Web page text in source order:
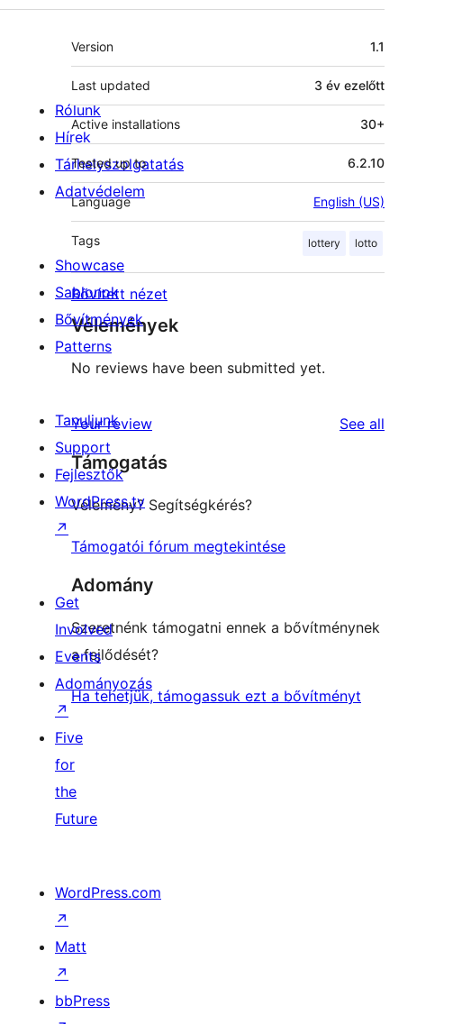
Meta
Version 1.1
Last updated 3 év ezelőtt
Active installations 30+
Tested up to 6.2.10
Language English (US)
Tags lottery lotto
Bővített nézet
Vélemények
No reviews have been submitted yet.
Your review See all
Támogatás
Vélemény? Segítségkérés?
Támogatói fórum megtekintése
Adomány
Szeretnénk támogatni ennek a bővítménynek
a fejlődését?
Ha tehetjük, támogassuk ezt a bővítményt
Rólunk
Hírek
Tárhelyszolgatatás
Adatvédelem
Showcase
Sablonok
Bővítmények
Patterns
Tanuljunk
Support
Fejlesztők
WordPress.tv
↗
Get
Involved
Events
Adományozás
↗
Five
for
the
Future
WordPress.com
↗
Matt
↗
bbPress